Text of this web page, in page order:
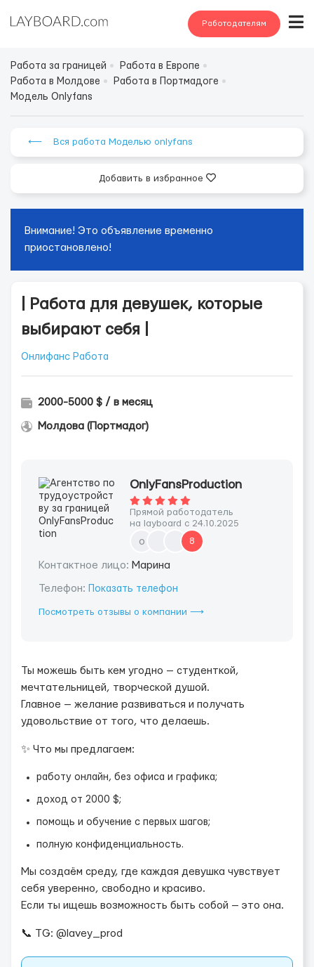
Работодателям
Работа за границей
Работа в Европе
Работа в Молдове
Работа в Портмадоге
Модель Onlyfans
⟵ Вся работа Моделью onlyfans
Добавить в избранное
Внимание! Это объявление временно
приостановлено!
| Работа для девушек, которые
выбирают себя |
Онлифанс Работа
2000-5000 $ / в месяц
Молдова (Портмадог)
OnlyFansProduction
Прямой работодатель
на layboard с 24.10.2025
o 8
Контактное лицо: Марина
Телефон: Показать телефон
Посмотреть отзывы о компании ⟶
Ты можешь быть кем угодно — студенткой,
мечтательницей, творческой душой.
Главное — желание развиваться и получать
удовольствие от того, что делаешь.
✨ Что мы предлагаем:
работу онлайн, без офиса и графика;
доход от 2000 $;
помощь и обучение с первых шагов;
полную конфиденциальность.
Мы создаём среду, где каждая девушка чувствует
себя уверенно, свободно и красиво.
Если ты ищешь возможность быть собой — это она.
📞 TG: @lavey_prod